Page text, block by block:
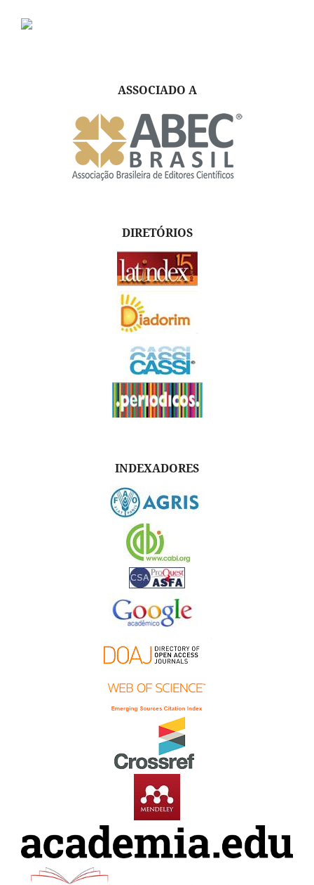
ASSOCIADO A
DIRETÓRIOS
INDEXADORES